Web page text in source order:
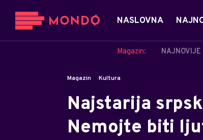
NASLOVNA
Magazin: NAJNOVIJE
Magazin Kultura
Najstarija
Nemojte biti